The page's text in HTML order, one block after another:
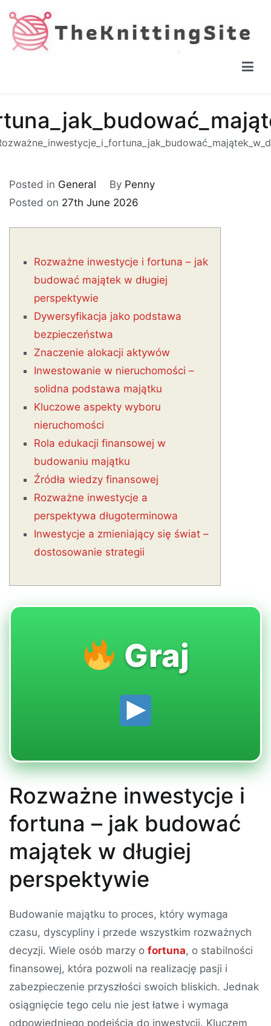
Skip
content
Posted in General By Penny
Posted on 27th June 2026
Rozważne inwestycje i fortuna – jak
budować majątek w długiej
perspektywie
Dywersyfikacja jako podstawa
bezpieczeństwa
Znaczenie alokacji aktywów
Inwestowanie w nieruchomości –
solidna podstawa majątku
Kluczowe aspekty wyboru
nieruchomości
Rola edukacji finansowej w
budowaniu majątku
Źródła wiedzy finansowej
Rozważne inwestycje a
perspektywa długoterminowa
Inwestycje a zmieniający się świat –
dostosowanie strategii
Graj
Rozważne inwestycje i
fortuna – jak budować
majątek w długiej
perspektywie
Budowanie majątku to proces, który wymaga
czasu, dyscypliny i przede wszystkim rozważnych
decyzji. Wiele osób marzy o fortuna, o stabilności
finansowej, która pozwoli na realizację pasji i
zabezpieczenie przyszłości swoich bliskich. Jednak
osiągnięcie tego celu nie jest łatwe i wymaga
odpowiedniego podejścia do inwestycji. Kluczem